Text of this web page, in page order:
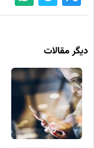
دیگر مقالات